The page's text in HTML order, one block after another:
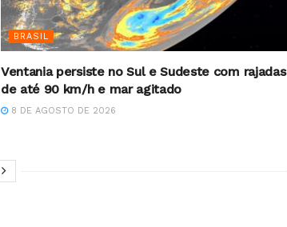
BRASIL
Ventania persiste no Sul e Sudeste com rajadas
de até 90 km/h e mar agitado
8 DE AGOSTO DE 2026